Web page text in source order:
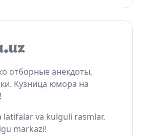
отборные анекдоты,
Кузница юмора на
latifalar va kulguli rasmlar.
markazi!